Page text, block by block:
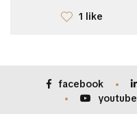
1 like
facebook
youtube